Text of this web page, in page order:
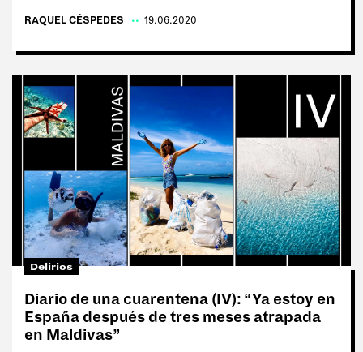
RAQUEL CÉSPEDES 19.06.2020
Delirios
Diario de una cuarentena (IV): “Ya estoy en
España después de tres meses atrapada
en Maldivas”